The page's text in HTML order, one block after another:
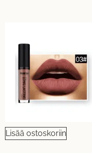
Lisää ostoskoriin